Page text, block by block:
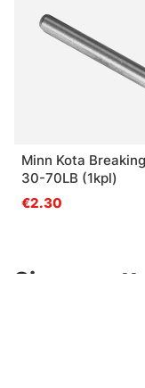
Minn Kota
30-70LB (1kpl)
€2.30
Sinua